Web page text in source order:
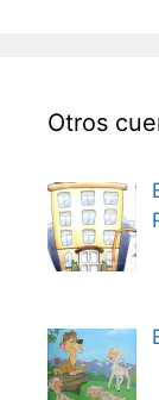
Otros